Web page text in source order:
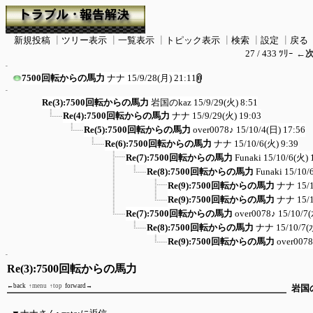
新規投稿 ツリー表示 一覧表示 トピック表示 検索 設定
戻る
27 / 433 ﾂﾘｰ ←
7500回転からの馬力 ナナ 15/9/28(月) 21:11
Re(3):7500回転からの馬力 岩国のkaz 15/9/29(火) 8:51
Re(4):7500回転からの馬力 ナナ 15/9/29(火) 19:03
Re(5):7500回転からの馬力 over0078♪ 15/10/4(日) 17:56
Re(6):7500回転からの馬力 ナナ 15/10/6(火) 9:39
Re(7):7500回転からの馬力 Funaki 15/10/6(火)
Re(8):7500回転からの馬力 Funaki 15/10/
Re(9):7500回転からの馬力 ナナ 15/
Re(9):7500回転からの馬力 ナナ 15/
Re(7):7500回転からの馬力 over0078♪ 15/10/
Re(8):7500回転からの馬力 ナナ 15/10/7(
Re(9):7500回転からの馬力
Re(3):7500回転からの馬力
←back ↑menu ↑top forward→ 岩国